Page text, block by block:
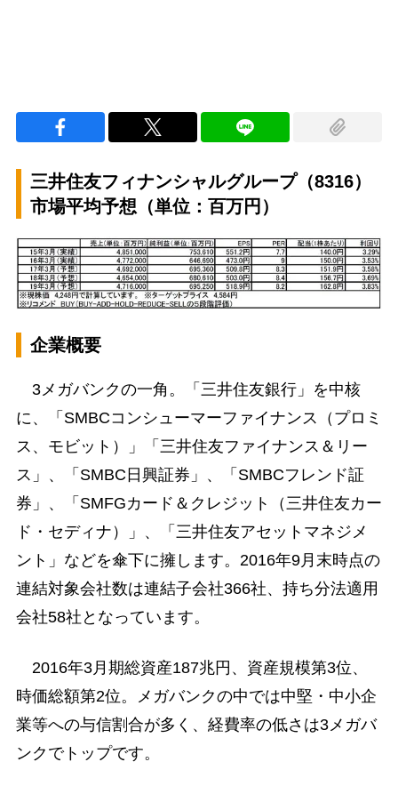
三井住友フィナンシャルグループ（8316）
市場平均予想（単位：百万円）
企業概要
3メガバンクの一角。「三井住友銀行」を中核
に、「SMBCコンシューマーファイナンス（プロミ
ス、モビット）」「三井住友ファイナンス＆リー
ス」、「SMBC日興証券」、「SMBCフレンド証
券」、「SMFGカード＆クレジット（三井住友カー
ド・セディナ）」、「三井住友アセットマネジメ
ント」などを傘下に擁します。2016年9月末時点の
連結対象会社数は連結子会社366社、持ち分法適用
会社58社となっています。
2016年3月期総資産187兆円、資産規模第3位、
時価総額第2位。メガバンクの中では中堅・中小企
業等への与信割合が多く、経費率の低さは3メガバ
ンクでトップです。